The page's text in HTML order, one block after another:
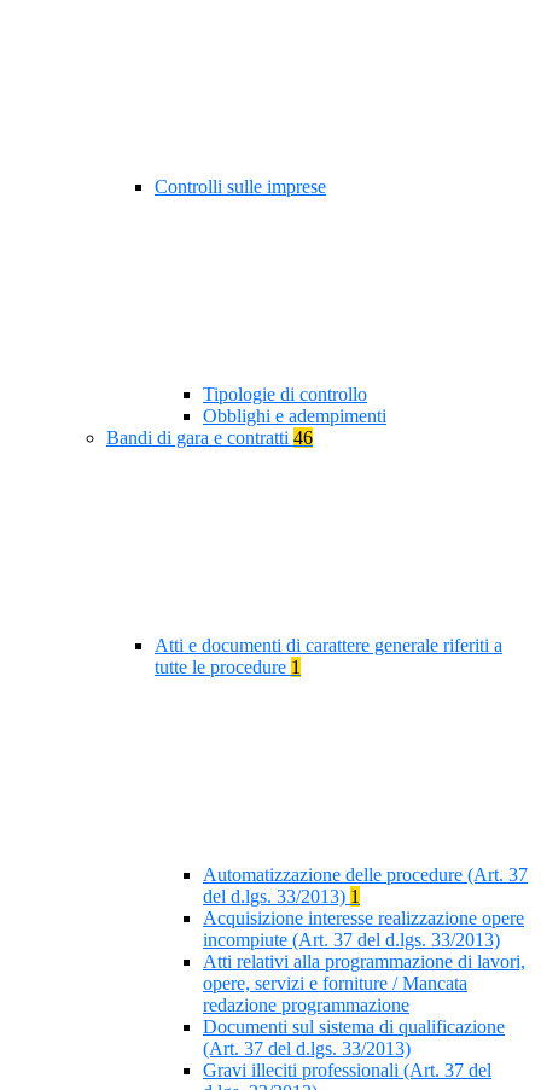
Controlli sulle imprese
Tipologie di controllo
Obblighi e adempimenti
Bandi di gara e contratti 46
Atti e documenti di carattere generale riferiti a
tutte le procedure 1
Automatizzazione delle procedure (Art. 37
del d.lgs. 33/2013) 1
Acquisizione interesse realizzazione opere
incompiute (Art. 37 del d.lgs. 33/2013)
Atti relativi alla programmazione di lavori,
opere, servizi e forniture / Mancata
redazione programmazione
Documenti sul sistema di qualificazione
(Art. 37 del d.lgs. 33/2013)
Gravi illeciti professionali (Art. 37 del